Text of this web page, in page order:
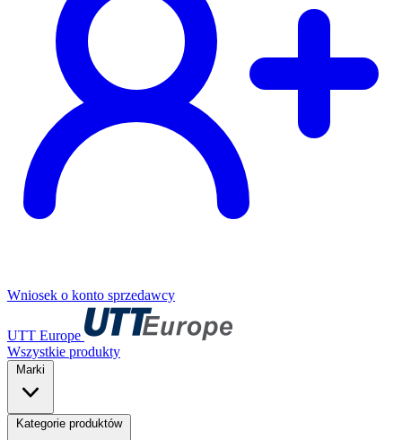
Wniosek o konto sprzedawcy
UTT Europe
Wszystkie produkty
Marki
Kategorie produktów